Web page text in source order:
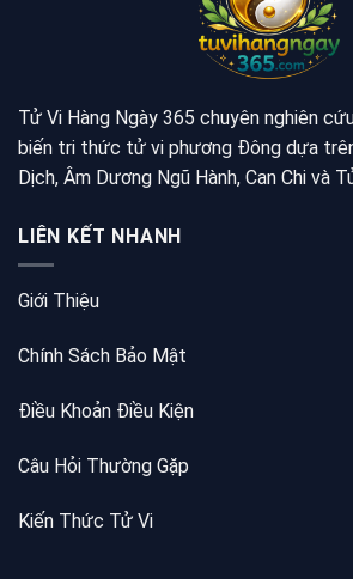
Tử Vi Hàng Ngày 365 chuyên nghiên
biến tri thức tử vi phương Đông dựa
Dịch, Âm Dương Ngũ Hành, Can Chi và
LIÊN KẾT NHANH
Giới Thiệu
Chính Sách Bảo Mật
Điều Khoản Điều Kiện
Câu Hỏi Thường Gặp
Kiến Thức Tử Vi